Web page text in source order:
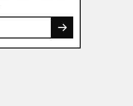
→